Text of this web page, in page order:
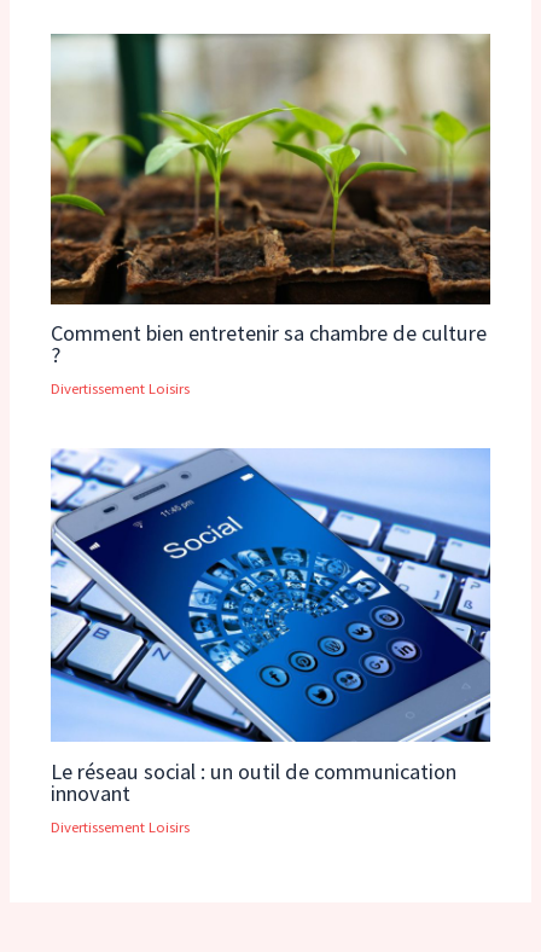
Comment bien entretenir sa chambre de culture
?
Divertissement Loisirs
Le réseau social : un outil de communication
innovant
Divertissement Loisirs